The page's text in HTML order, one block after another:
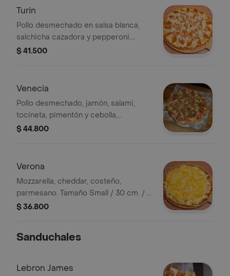
Turin
Pollo desmechado en salsa blanca,
salchicha cazadora y pepperoni.
Tamaño Small / 30 cm. / 8 porciones.
$ 41.500
Venecia
Pollo desmechado, jamón, salami,
tocineta, pimentón y cebolla,
champiñones. Tamaño Small / 30 cm.
$ 44.800
Verona
Mozzarella, cheddar, costeño,
parmesano. Tamaño Small / 30 cm. / 8
porciones.
$ 36.800
Sanduchales
Lebron James